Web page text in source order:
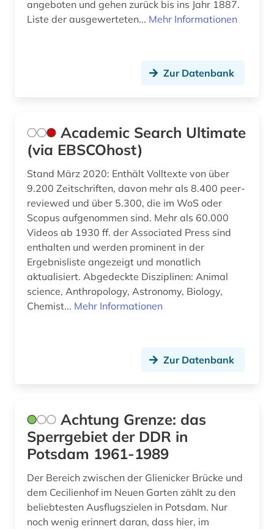
außenpolitik (1)
bauen (1)
bauforschung (2)
bauphysik (1)
baurecht (3)
bauschaden (1)
baustoff (2)
bauwesen (3)
bayern (15)
behörden (1)
belgien (1)
bergbau (4)
Griechenland (3)
Island (2)
Italien (3)
Japan (2)
Jugoslawien (2)
Kanada (5)
Korea (1)
Kroatien (2)
Makedonien (2)
Mittelamerika (7)
Moldawien (3)
angeboten und gehen zurück bis ins Jahr 1887.
Liste der ausgewerteten... Mehr Informationen
Zur Datenbank
Academic Search Ultimate
(via EBSCOhost)
Stand März 2020: Enthält Volltexte von über
9.200 Zeitschriften, davon mehr als 8.400 peer-
reviewed und über 5.300, die im WoS oder
Scopus aufgenommen sind. Mehr als 60.000
Videos ab 1930 ff. der Associated Press sind
enthalten und werden prominent in der
Ergebnisliste angezeigt und monatlich
aktualisiert. Abgedeckte Disziplinen: Animal
science, Anthropology, Astronomy, Biology,
Chemist... Mehr Informationen
Zur Datenbank
Achtung Grenze: das
Sperrgebiet der DDR in
Potsdam 1961-1989
Der Bereich zwischen der Glienicker Brücke und
dem Cecilienhof im Neuen Garten zählt zu den
beliebtesten Ausflugszielen in Potsdam. Nur
noch wenig erinnert daran, dass hier, im